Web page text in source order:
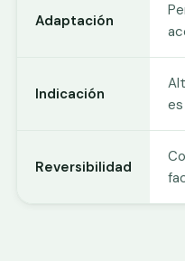
Adaptación
Indicación
Reversibilidad